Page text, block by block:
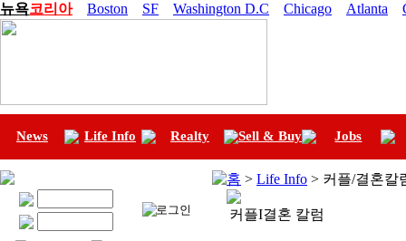
뉴욕코리아 Boston SF Washington D.C Chicago Atlanta
News Life Info Realty Sell & Buy Jobs
홈 > Life Info > 커플/결혼칼
커플I결혼 칼럼